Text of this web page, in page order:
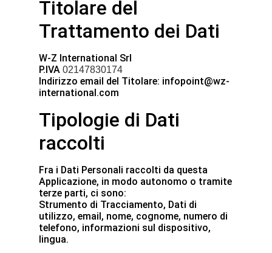
Titolare del
Trattamento dei Dati
W-Z International Srl
P.IVA 02147830174
Indirizzo email del Titolare: infopoint@wz-
international.com
Tipologie di Dati
raccolti
Fra i Dati Personali raccolti da questa
Applicazione, in modo autonomo o tramite
terze parti, ci sono:
Strumento di Tracciamento, Dati di
utilizzo, email, nome, cognome, numero di
telefono, informazioni sul dispositivo,
lingua.